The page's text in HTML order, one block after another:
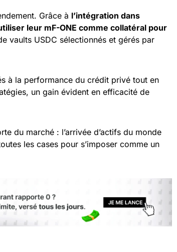
Grâce à l’intégration dans
leur mF-ONE comme collatéral pour
vaults USDC sélectionnés et gérés par
à la performance du crédit privé tout en
un gain évident en efficacité de
du marché : l’arrivée d’actifs du monde
les cases pour s’imposer comme un